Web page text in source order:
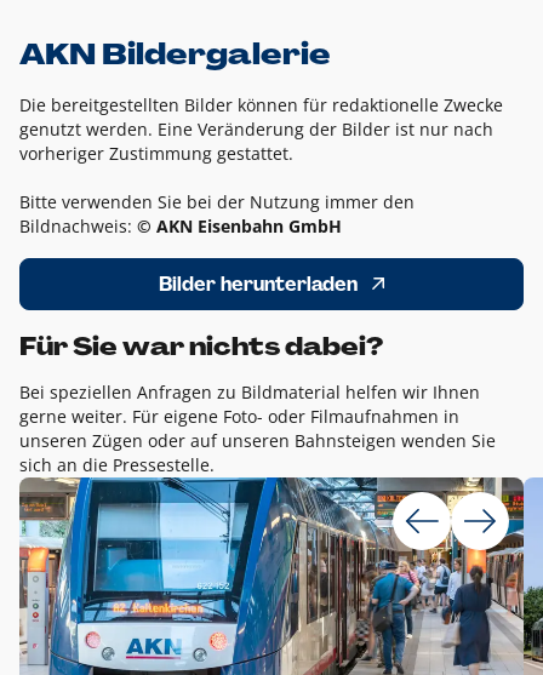
AKN Bildergalerie
Die bereitgestellten Bilder können für redaktionelle Zwecke
genutzt werden. Eine Veränderung der Bilder ist nur nach
vorheriger Zustimmung gestattet.
Bitte verwenden Sie bei der Nutzung immer den
Bildnachweis: © AKN Eisenbahn GmbH
Bilder herunterladen
Für Sie war nichts dabei?
Bei speziellen Anfragen zu Bildmaterial helfen wir Ihnen
gerne weiter. Für eigene Foto- oder Filmaufnahmen in
unseren Zügen oder auf unseren Bahnsteigen wenden Sie
sich an die Pressestelle.